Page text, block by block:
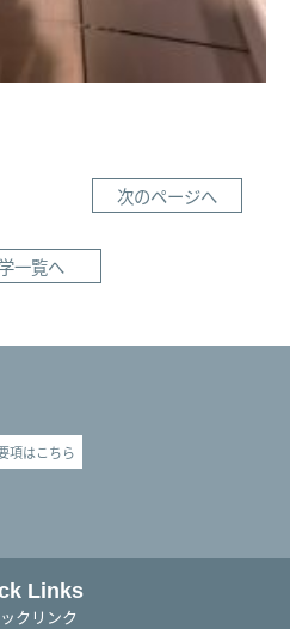
次のページへ
一覧へ
項はこちら
Links
クリンク